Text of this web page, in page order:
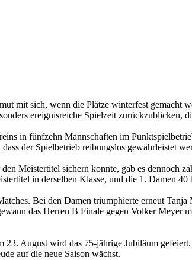
mit sich, wenn die Plätze winterfest
ereignisreiche Spielzeit zurückzublicken,
in fünfzehn Mannschaften im
der Spielbetrieb reibungslos gewährleistet
Meistertitel sichern konnte, gab es dennoch
in derselben Klasse, und die 1. Damen
Bei den Damen triumphierte erneut
das Herren B Finale gegen Volker
August wird das 75-jährige Jubiläum
auf die neue Saison wächst.